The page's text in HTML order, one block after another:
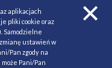
aplikacjach
pliki cookie oraz
Samodzielne
ustawień w
Pan zgody na
Pani/Pan